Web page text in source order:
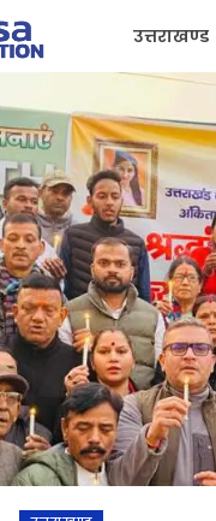
उत्तराखण्ड